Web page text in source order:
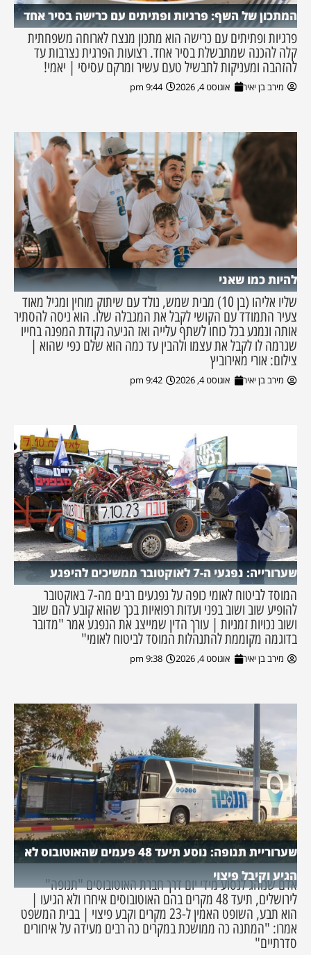
המתכון של השף: פרגיות ופתיתים עם כרישה בסיר אחד
פרגיות ופתיתים עם כרישה הוא מתכון מנצח לארוחה משפחתית
קלה להכנה שמתבשלת בסיר אחד. רצועות הפרגית נצרבות עד
להזהבה ומעניקות לתבשיל טעם עשיר ומרקם עסיסי | יאמי!
מירב בן יאיר אוגוסט 4, 2026 9:44 pm
להיות כמו שאני
שליו אליהו (בן 10) מבית שמש, נולד עם שיתוק מוחין ומגיל מאוד
צעיר התמודד עם הקושי לקבל את המגבלה שלו. הוא ניסה להסתיר
אותה ונמנע בכל כוחו לשתף עלייה ואז הגיעה נקודת המפנה בחייו
שגרמה לו לקבל את עצמו ולהבין עד כמה הוא שלם כפי שהוא |
צילום: אורי מאירוביץ
מירב בן יאיר אוגוסט 4, 2026 9:42 pm
שערורייה: נפגעי ה-7 לאוקטובר ממשיכים להיפגע
המוסד לביטוח לאומי כופה על נפגעים רבים מה-7 באוקטובר
להופיע שוב ושוב בפני ועדות רפואיות בכך שהוא קובע להם שוב
ושוב נכויות זמניות | עורך הדין שמייצג את הנפגע אמר "מדובר
בדוגמה מקוממת להתנהלות המוסד לביטוח לאומי"
מירב בן יאיר אוגוסט 4, 2026 9:38 pm
שערוריית תנופה: נוסע תיעד 48 פעמים שהאוטובוס לא
הגיע וקיבל פיצוי
אדם שנוהג לנסוע מידי יום דרך חברת האוטובוסים "תנופה"
לירושלים, תיעד 48 מקרים בהם האוטובוסים איחרו ולא הגיעו |
הוא תבע, השופט האמין ל-23 מקרים וקבע פיצוי | בבית המשפט
אמרו: "המתנה כה ממושכת במקרים כה רבים מעידה על איחורים
סדרתיים"